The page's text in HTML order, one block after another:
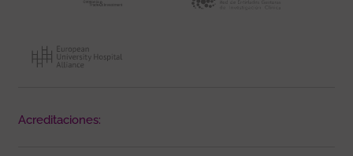
Acreditaciones: